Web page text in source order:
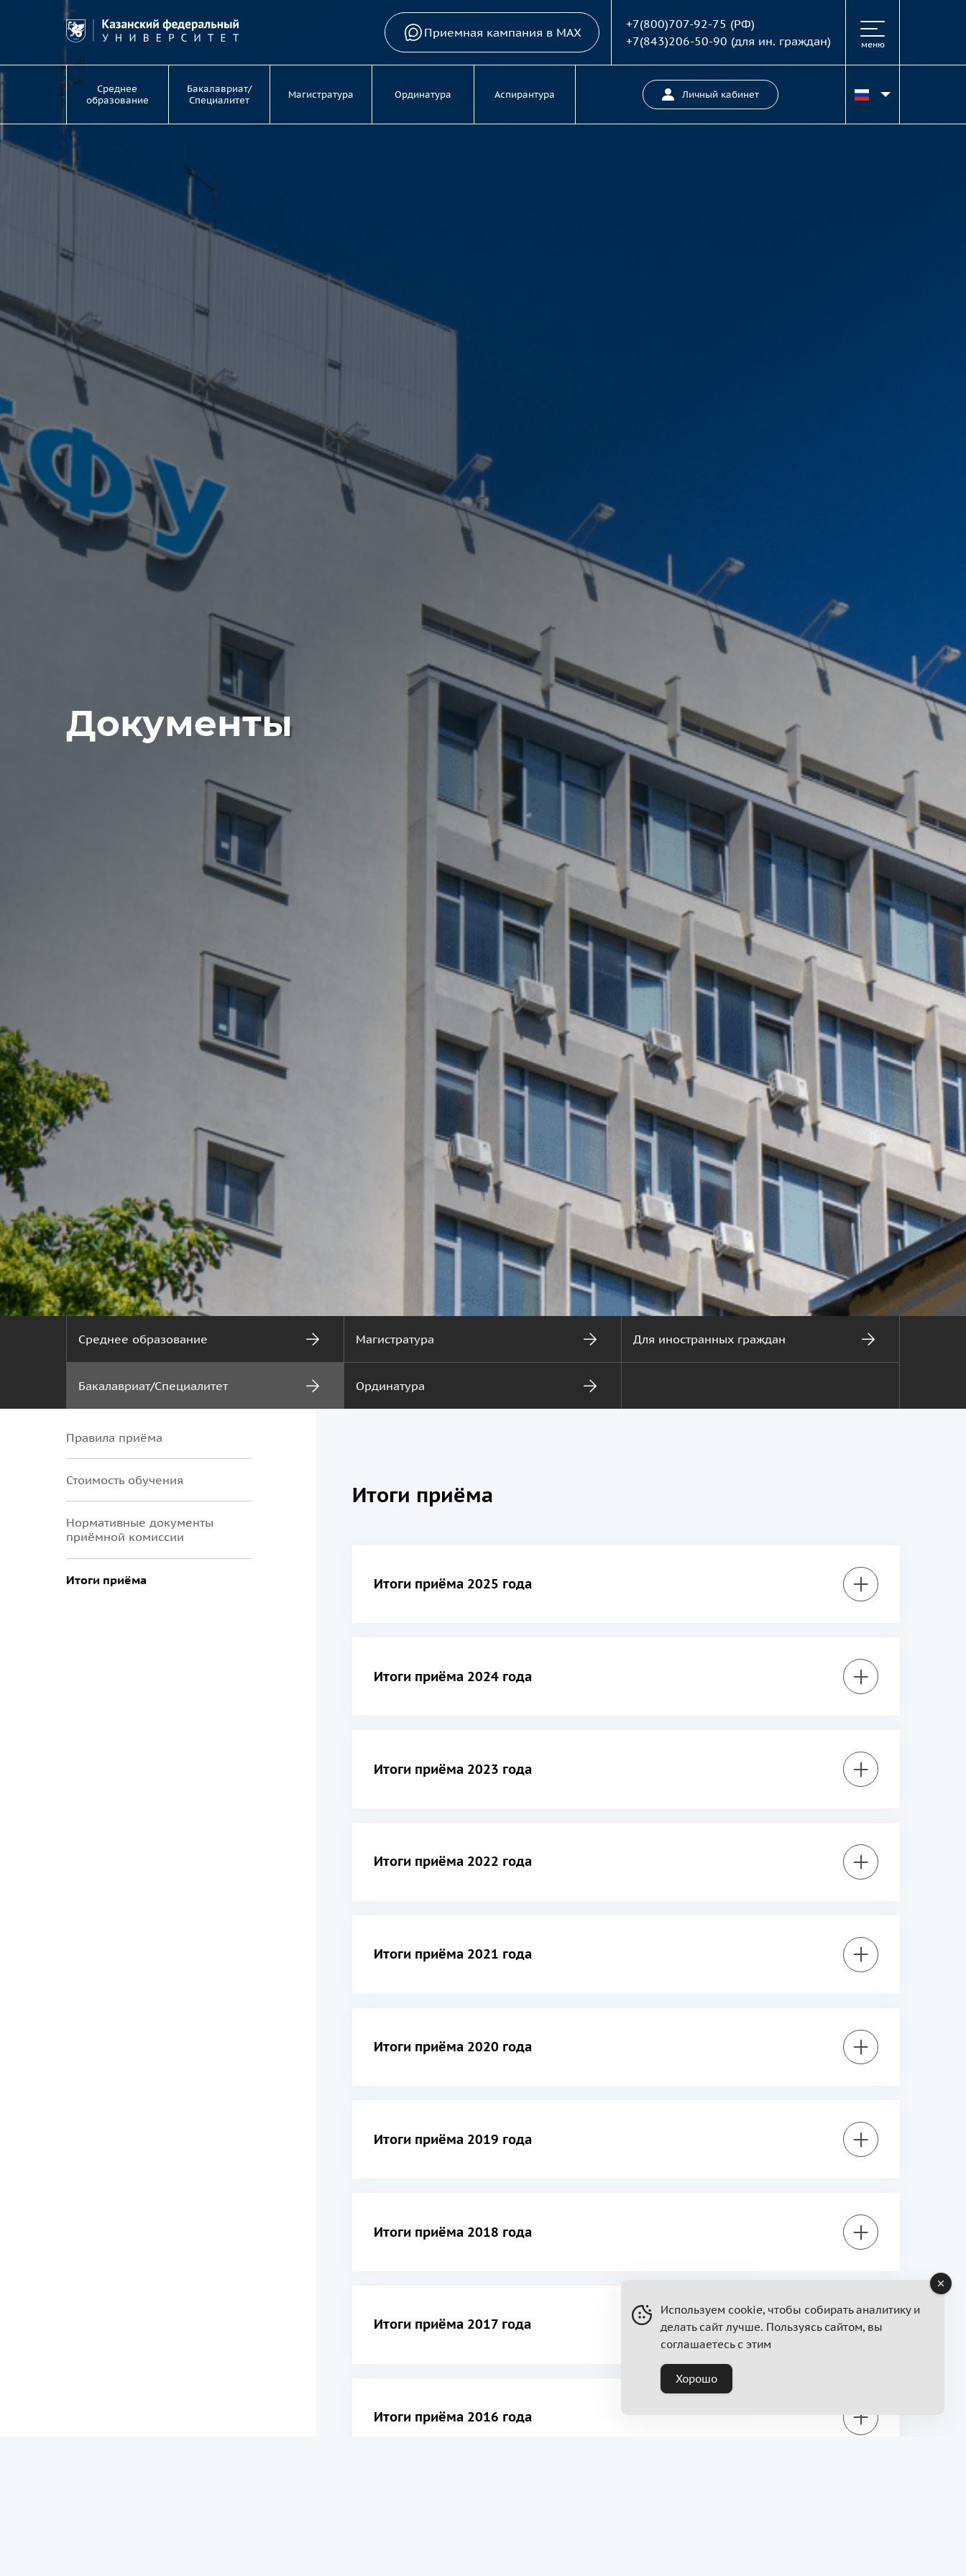
Приемная кампания в MAX
+7(800)707-92-75 (РФ)
+7(843)206-50-90 (для ин. граждан) меню
Среднее
образование
Бакалавриат/
Специалитет
Магистратура Ординатура Аспирантура Личный кабинет
Документы
Среднее образование
Бакалавриат/Специалитет
Магистратура
Ординатура
Для иностранных граждан
Правила приёма
Стоимость обучения
Нормативные документы
приёмной комиссии
Итоги приёма
Итоги приёма
Итоги приёма 2025 года
Итоги приёма 2024 года
Итоги приёма 2023 года
Итоги приёма 2022 года
Итоги приёма 2021 года
Итоги приёма 2020 года
Итоги приёма 2019 года
Итоги приёма 2018 года
Итоги приёма 2017 года
Итоги приёма 2016 года
Используем cookie, чтобы собирать аналитику и
делать сайт лучше. Пользуясь сайтом, вы
соглашаетесь с этим
Хорошо